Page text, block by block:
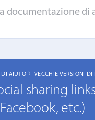
AIUTO 〉 VECCHIE VERSIONI DI
sharing
etc.)